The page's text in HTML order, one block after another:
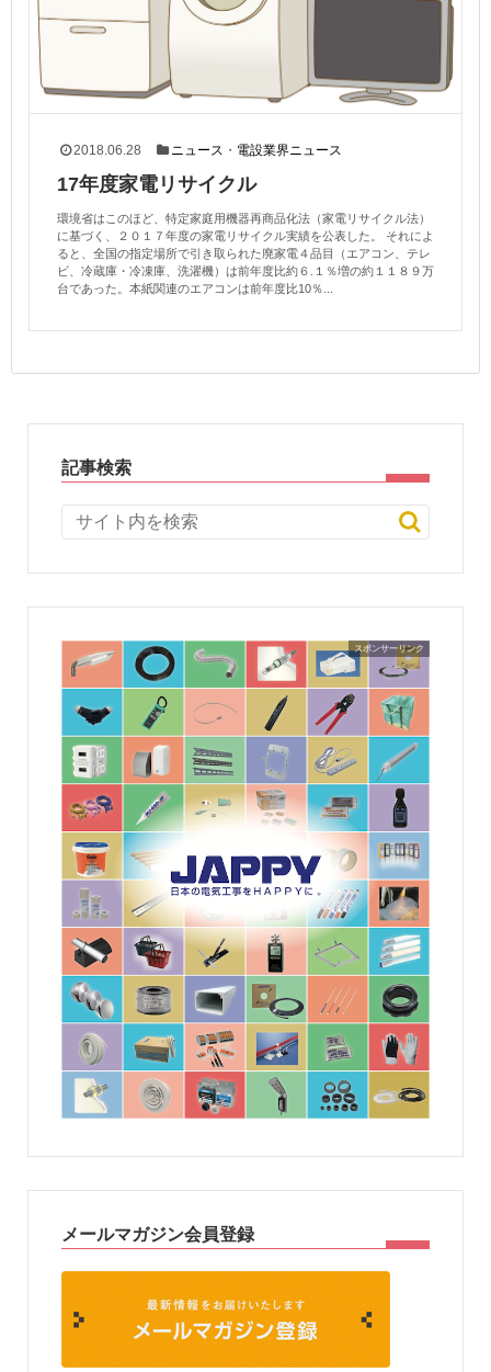
2018.06.28 ニュース ・ 電設業界ニュース
17年度家電リサイクル
環境省はこのほど、特定家庭用機器再商品化法（家電リサイクル法）
に基づく、２０１７年度の家電リサイクル実績を公表した。 それによ
ると、全国の指定場所で引き取られた廃家電４品目（エアコン、テレ
ビ、冷蔵庫・冷凍庫、洗濯機）は前年度比約６.１％増の約１１８９万
台であった。本紙関連のエアコンは前年度比10％...
記事検索
メールマガジン会員登録